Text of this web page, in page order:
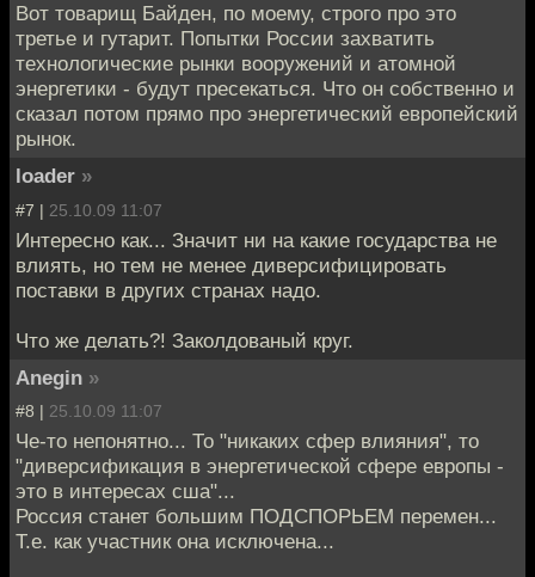
Вот товарищ Байден, по моему, строго про это
третье и гутарит. Попытки России захватить
технологические рынки вооружений и атомной
энергетики - будут пресекаться. Что он собственно и
сказал потом прямо про энергетический европейский
рынок.
loader »
#7 | 25.10.09 11:07
Интересно как... Значит ни на какие государства не
влиять, но тем не менее диверсифицировать
поставки в других странах надо.
Что же делать?! Заколдованый круг.
Anegin »
#8 | 25.10.09 11:07
Че-то непонятно... То "никаких сфер влияния", то
"диверсификация в энергетической сфере европы -
это в интересах сша"...
Россия станет большим ПОДСПОРЬЕМ перемен...
Т.е. как участник она исключена...